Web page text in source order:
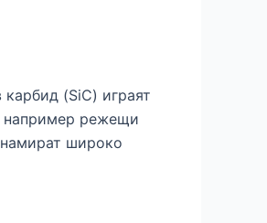
(SiC) играят
например режещи
широко